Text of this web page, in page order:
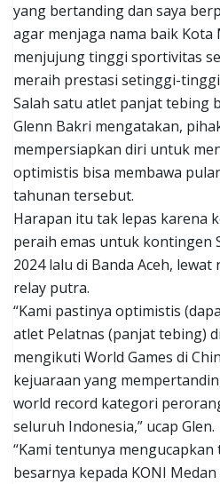
yang bertanding dan saya
agar menjaga nama baik Kota
menjujung tinggi sportivitas
meraih prestasi setinggi-
Salah satu atlet panjat tebing
Glenn Bakri mengatakan,
mempersiapkan diri untuk
optimistis bisa membawa
tahunan tersebut.
Harapan itu tak lepas karena
peraih emas untuk kontingen
2024 lalu di Banda Aceh,
relay putra.
“Kami pastinya optimistis
atlet Pelatnas (panjat tebing)
mengikuti World Games di
kejuaraan yang
world record kategori
seluruh Indonesia,” ucap Glen.
“Kami tentunya
besarnya kepada KONI